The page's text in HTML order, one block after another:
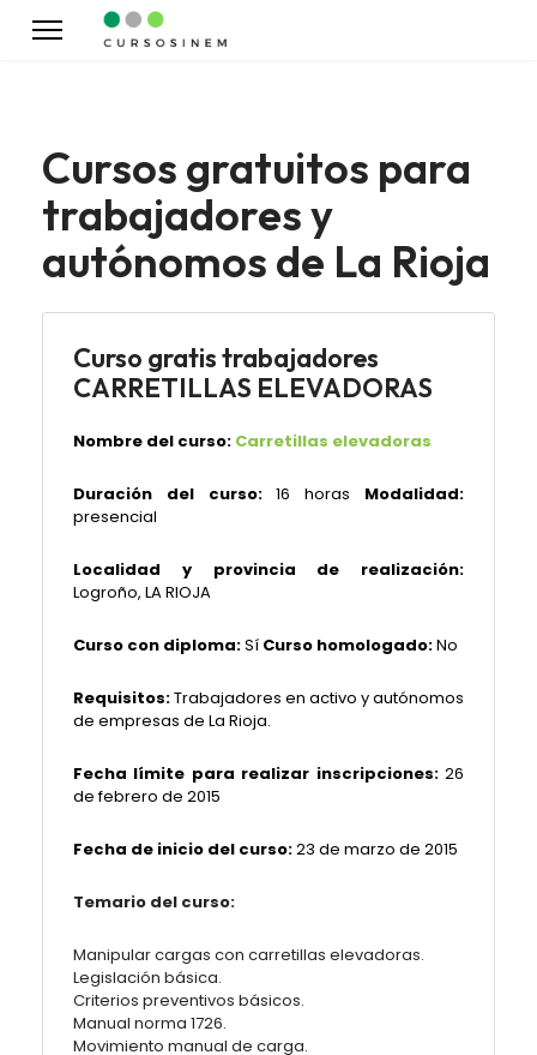
Cursos gratuitos para
trabajadores y
autónomos de La Rioja
Curso gratis trabajadores
CARRETILLAS ELEVADORAS
Nombre del curso: Carretillas elevadoras
Duración del curso:16 horas Modalidad:
presencial
Localidad y provincia de realización:
Logroño, LA RIOJA
Curso con diploma:Sí Curso homologado:No
Requisitos:Trabajadores en activo y autónomos
de empresas de La Rioja.
Fecha límite para realizar inscripciones:26
de febrero de 2015
Fecha de inicio del curso:23 de marzo de 2015
Temario del curso:
Manipular cargas con carretillas elevadoras.
Legislación básica.
Criterios preventivos básicos.
Manual norma 1726.
Movimiento manual de carga.